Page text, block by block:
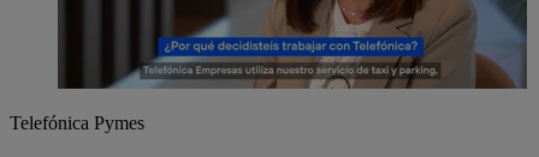
Telefónica Pymes